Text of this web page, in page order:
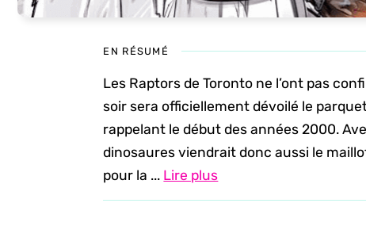
EN RÉSUMÉ
Les Raptors de Toronto ne l’ont pas
soir sera officiellement dévoilé le
rappelant le début des années 2000.
dinosaures viendrait donc aussi le
pour la ... Lire plus